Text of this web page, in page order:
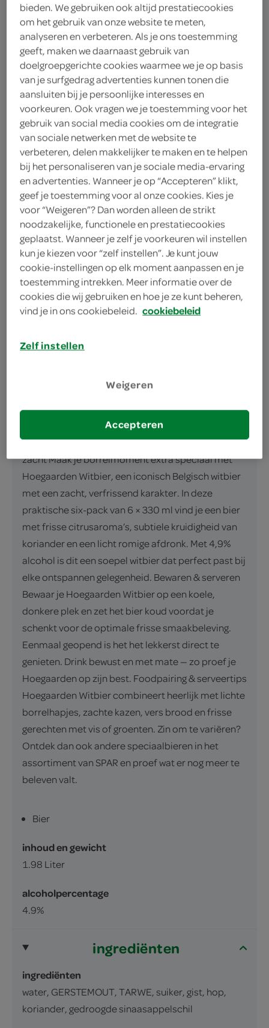
< 25 jaar? Laat je
legitimatie zien
< 18 jaar verkopen wij
geen alcohol
meer
informatie
10.
59
1.98 Liter
Let op: aanbiedingen zijn niet zichtbaar bij de
producten, maar worden wél automatisch
verwerkt in de winkelmand.
Hoegaarden: Jouw frisse borrelmoment, verpakt!
Frisse smaak van sinaasappel en kruiden
Perfect voor jouw borrelmoment
Makkelijk mee te nemen sixpack
omschrijving
Hoegaarden Witbier – fris, kruidig & verfrissend
zacht Maak je borrelmoment extra speciaal met
Hoegaarden Witbier, een iconisch Belgisch witbier
met een zacht, verfrissend karakter. In deze
praktische six-pack van 6 × 330 ml vind je een bier
met frisse citrusaroma’s, subtiele kruidigheid van
koriander en een licht romige afdronk. Met 4,9%
alcohol is dit een soepel witbier dat perfect past bij
elke ontspannen gelegenheid. Bewaren & serveren
Bewaar je Hoegaarden Witbier op een koele,
donkere plek en zet het bier koud voordat je
schenkt voor de optimale frisse smaakbeleving.
Eenmaal geopend is het het lekkerst direct te
genieten. Drink bewust en met mate — zo proef je
Hoegaarden op zijn best. Foodpairing & serveertips
Hoegaarden Witbier combineert heerlijk met lichte
borrelhapjes, zachte kazen, vers brood en frisse
gerechten met vis of groenten. Zin om te variëren?
Ontdek dan ook andere speciaalbieren in het
assortiment van SPAR en proef wat er nog meer te
beleven valt.
Bier
inhoud en gewicht
1.98 Liter
alcoholpercentage
4.9%
ingrediënten
ingrediënten
water, GERSTEMOUT, TARWE, suiker, gist, hop,
koriander, gedroogde sinaasappelschil
bieden. We gebruiken ook altijd prestatiecookies
om het gebruik van onze website te meten,
analyseren en verbeteren. Als je ons toestemming
geeft, maken we daarnaast gebruik van
doelgroepgerichte cookies waarmee we je op basis
van je surfgedrag advertenties kunnen tonen die
aansluiten bij je persoonlijke interesses en
voorkeuren. Ook vragen we je toestemming voor het
gebruik van social media cookies om de integratie
van sociale netwerken met de website te
verbeteren, delen makkelijker te maken en te helpen
bij het personaliseren van je sociale media-ervaring
en advertenties. Wanneer je op “Accepteren” klikt,
geef je toestemming voor al onze cookies. Kies je
voor “Weigeren”? Dan worden alleen de strikt
noodzakelijke, functionele en prestatiecookies
geplaatst. Wanneer je zelf je voorkeuren wil instellen
kun je kiezen voor “zelf instellen”. Je kunt jouw
cookie-instellingen op elk moment aanpassen en je
toestemming intrekken. Meer informatie over de
cookies die wij gebruiken en hoe je ze kunt beheren,
vind je in ons cookiebeleid. cookiebeleid
Zelf instellen
Weigeren
Accepteren